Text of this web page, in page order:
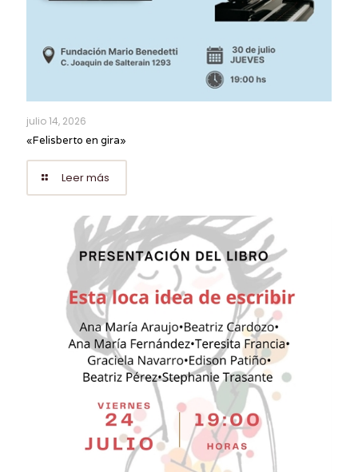
julio 14, 2026
«Felisberto en gira»
Leer más